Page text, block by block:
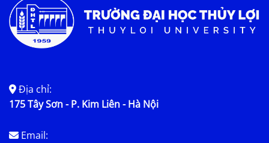
Địa chỉ:
175 Tây Sơn - P. Kim Liên - Hà Nội
Email: